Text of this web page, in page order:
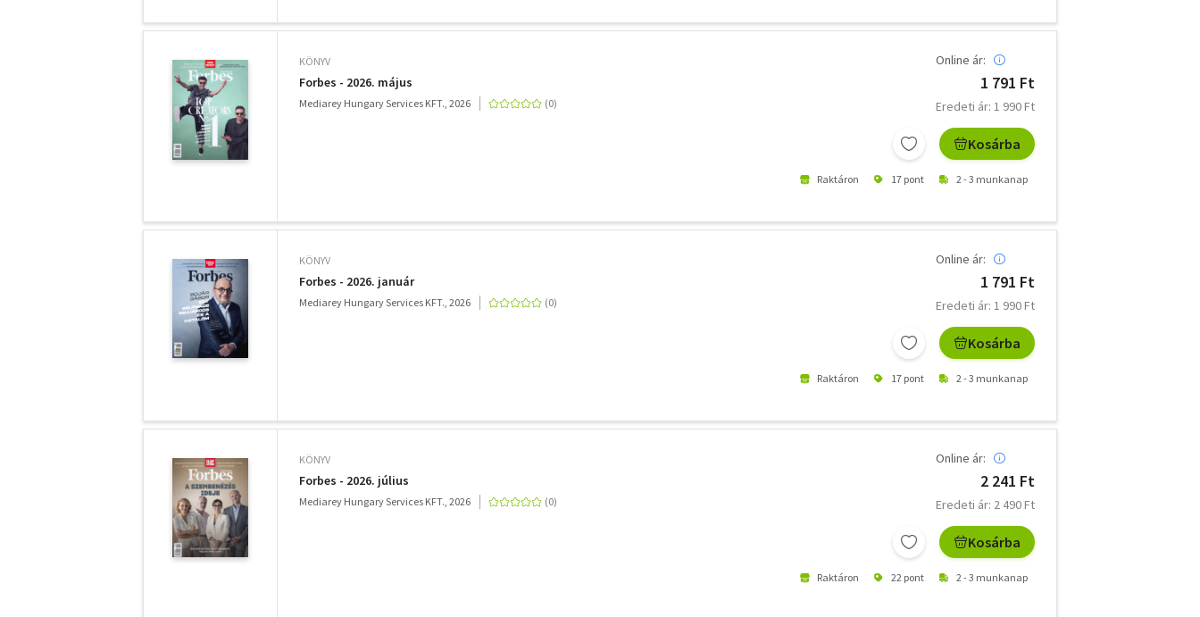
KÖNYV
Forbes - 2026. május
Mediarey Hungary Services KFT., 2026
Online ár:
1 791 Ft
Eredeti ár: 1 990 Ft
Kosárba
Raktáron 17 pont 2 - 3 munkanap
KÖNYV
Forbes - 2026. január
Mediarey Hungary Services KFT., 2026
Online ár:
1 791 Ft
Eredeti ár: 1 990 Ft
Kosárba
Raktáron 17 pont 2 - 3 munkanap
KÖNYV
Forbes - 2026. július
Mediarey Hungary Services KFT., 2026
Online ár:
2 241 Ft
Eredeti ár: 2 490 Ft
Kosárba
Raktáron 22 pont 2 - 3 munkanap